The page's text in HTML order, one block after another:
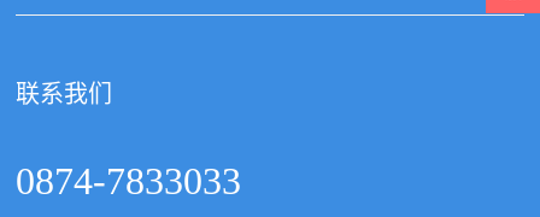
联系我们
0874-7833033